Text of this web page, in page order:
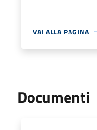
VAI ALLA PAGINA
Documenti